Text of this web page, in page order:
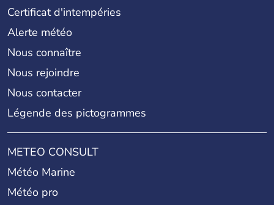
Certificat d'intempéries
Alerte météo
Nous connaître
Nous rejoindre
Nous contacter
Légende des pictogrammes
METEO CONSULT
Météo Marine
Météo pro